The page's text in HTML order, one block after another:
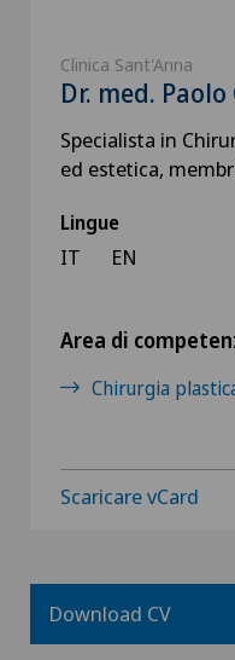
Clinica Sant'Anna
Dr. med. Paolo
Specialista in
ed estetica,
Lingue
IT EN
Area di
Chirurgia
Scaricare vCard
Download CV